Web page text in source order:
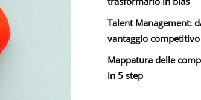
Talent Management:
vantaggio competitivo
Mappatura delle
in 5 step